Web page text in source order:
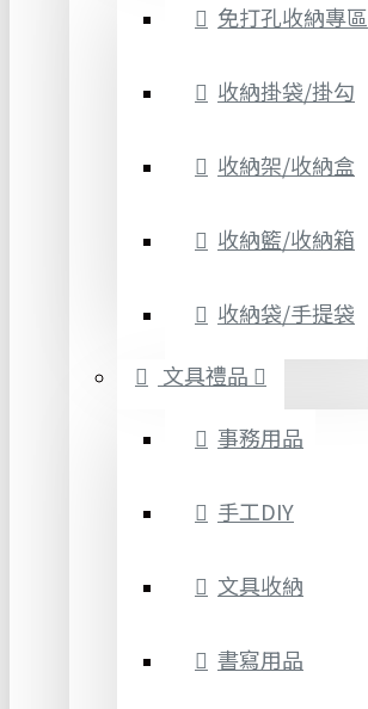
免打孔收納專區
收納掛袋/掛勾
收納架/收納盒
收納籃/收納箱
收納袋/手提袋
文具禮品
事務用品
手工DIY
文具收納
書寫用品